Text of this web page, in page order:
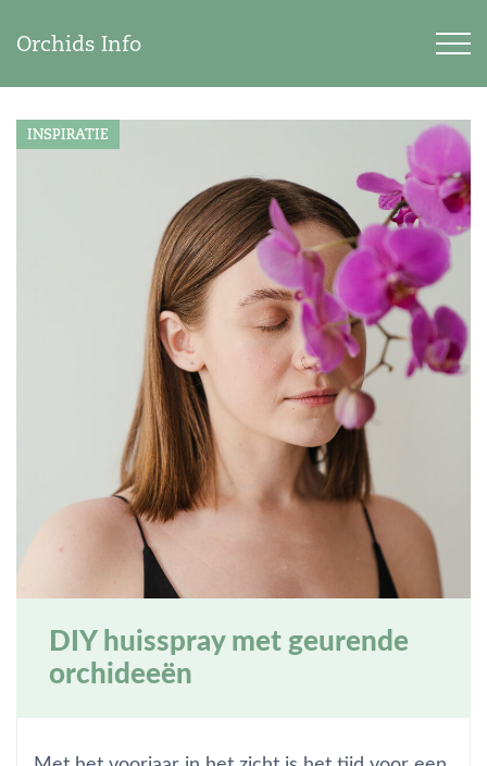
Orchids Info
INSPIRATIE
DIY huisspray met geurende
orchideeën